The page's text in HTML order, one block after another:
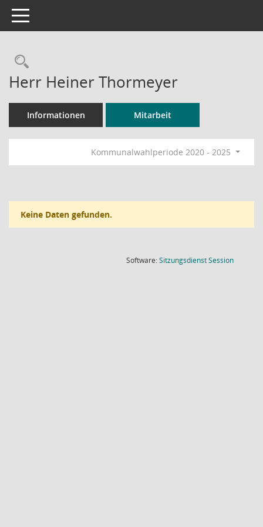
Toggle navigation
Rechercheauswahl
Herr Heiner Thormeyer
Informationen Mitarbeit
Kommunalwahlperiode 2020 - 2025
Keine Daten gefunden.
Software:SitzungsdienstSession(Wird in